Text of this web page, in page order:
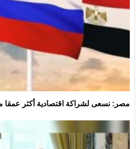
مصر: نسعى لشراكة اقتصادية أكثر عمقا